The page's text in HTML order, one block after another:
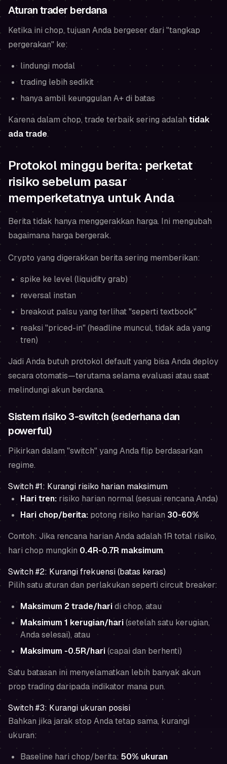
Aturan trader berdana
Ketika ini chop, tujuan Anda bergeser dari "tangkap
pergerakan" ke:
lindungi modal
trading lebih sedikit
hanya ambil keunggulan A+ di batas
Karena dalam chop, trade terbaik sering adalah tidak
ada trade.
Protokol minggu berita: perketat
risiko sebelum pasar
memperketatnya untuk Anda
Berita tidak hanya menggerakkan harga. Ini mengubah
bagaimana harga bergerak.
Crypto yang digerakkan berita sering memberikan:
spike ke level (liquidity grab)
reversal instan
breakout palsu yang terlihat "seperti textbook"
reaksi "priced-in" (headline muncul, tidak ada yang
tren)
Jadi Anda butuh protokol default yang bisa Anda deploy
secara otomatis—terutama selama evaluasi atau saat
melindungi akun berdana.
Sistem risiko 3-switch (sederhana dan
powerful)
Pikirkan dalam "switch" yang Anda flip berdasarkan
regime.
Switch #1: Kurangi risiko harian maksimum
Hari tren: risiko harian normal (sesuai rencana Anda)
Hari chop/berita: potong risiko harian 30-60%
Contoh: Jika rencana harian Anda adalah 1R total risiko,
hari chop mungkin 0.4R-0.7R maksimum.
Switch #2: Kurangi frekuensi (batas keras)
Pilih satu aturan dan perlakukan seperti circuit breaker:
Maksimum 2 trade/haridi chop, atau
Maksimum 1 kerugian/hari(setelah satu kerugian,
Anda selesai), atau
Maksimum -0.5R/hari(capai dan berhenti)
Satu batasan ini menyelamatkan lebih banyak akun
prop trading daripada indikator mana pun.
Switch #3: Kurangi ukuran posisi
Bahkan jika jarak stop Anda tetap sama, kurangi
ukuran:
Baseline hari chop/berita: 50% ukuran